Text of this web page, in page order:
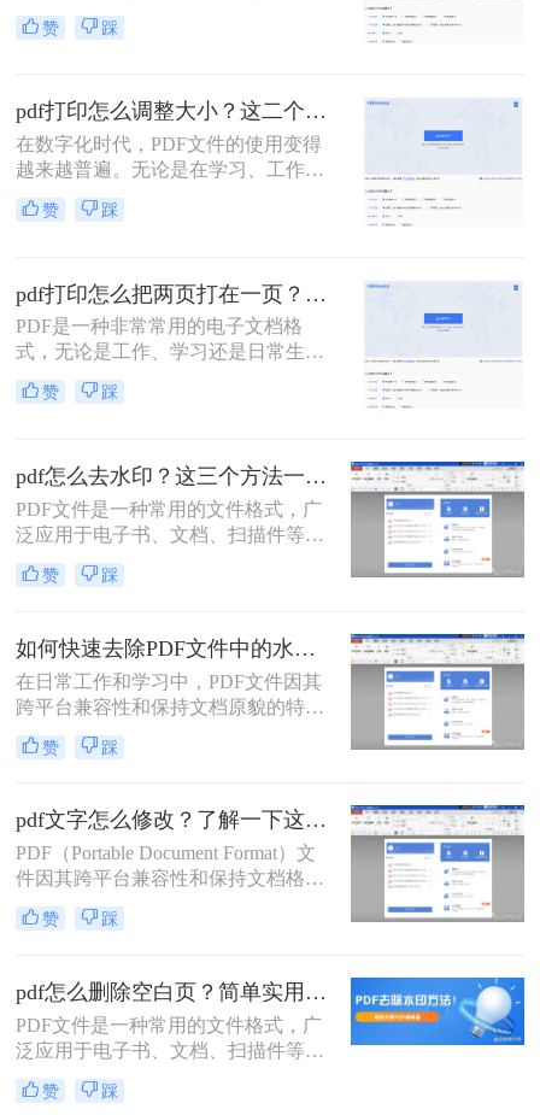
还有一些七七八八的软件，比如说
PDF等等。这些文件我们做出来后，
文本信息一般都比较多，一张张打印
实在是太麻烦了。如果能批量打印
PDF文档该多好，今天就给大家带来
赞 踩
pdf打印怎么调整大小？这二个方法轻松调整
在数字化时代，PDF文件的使用变得
越来越普遍。无论是在学习、工作还
是日常生活中，我们经常会遇到需要
打印PDF文件的情况。然而，有时我
或者超出纸张边界。那么，pdf打印怎
么调整大小呢？下面将为您详细介绍
一些简单到专业的方法。
赞 踩
pdf打印怎么把两页打在一页？这二种合并方法了解一下！
PDF是一种非常常用的电子文档格
式，无论是工作、学习还是日常生活
中，我们都会频繁地与PDF文件打交
道。而有时候，在打印PDF文件的过
文将介绍pdf打印怎么把两页打在一页
的方法来实现这个需求。
赞 踩
pdf怎么去水印？这三个方法一定要学会！
PDF文件是一种常用的文件格式，广
泛应用于电子书、文档、扫描件等领
域。然而，有时候PDF文件上会有水
印，影响了文件的阅读和美观。那
种常见的方法。
赞 踩
如何快速去除PDF文件中的水印？教你3招轻松去除！
在日常工作和学习中，PDF文件因其
跨平台兼容性和保持文档原貌的特性
而广泛使用。然而，有时我们可能会
遇到PDF文件中包含水印的情况，这
标识，它们不仅影响阅读体验，还可
能限制对文档内容的进一步使用。那
么如何快速去除PDF文件中的水印
呢？本文将介绍几种快速去除PDF文
件中水印的方法，帮助您轻松应对这
一问题。
赞 踩
pdf文字怎么修改？了解一下这三个修改方法！
PDF（Portable Document Format）文
件因其跨平台兼容性和保持文档格式
稳定的特性，在日常生活和工作中被
广泛应用。然而，有时我们需要对
不同的需求。那么pdf文字怎么修改
呢？本文将详细介绍几种常用的PDF
文字修改方法，帮助读者轻松完成编
辑任务。
赞 踩
pdf怎么删除空白页？简单实用的三种方法介绍！
PDF文件是一种常用的文件格式，广
泛应用于电子书、文档、扫描件等领
域。然而，有时候PDF文件会出现空
白页，这可能会影响文件的阅读和美
赞 踩